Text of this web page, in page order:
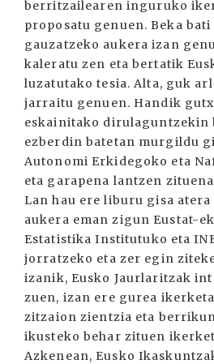
berritzailearen inguruko
proposatu genuen. Beka
gauzatzeko aukera izan
kaleratu zen eta bertatik
luzatutako tesia. Alta, guk
jarraitu genuen. Handik
eskainitako dirulaguntzekin
ezberdin batetan murgildu
Autonomi Erkidegoko eta
eta garapena lantzen
Lan hau ere liburu gisa
aukera eman zigun Eustat-
Estatistika Institutuko eta
jorratzeko eta zer egin
izanik, Eusko Jaurlaritzak
zuen, izan ere gurea
zitzaion zientzia eta
ikusteko behar zituen
Azkenean, Eusko